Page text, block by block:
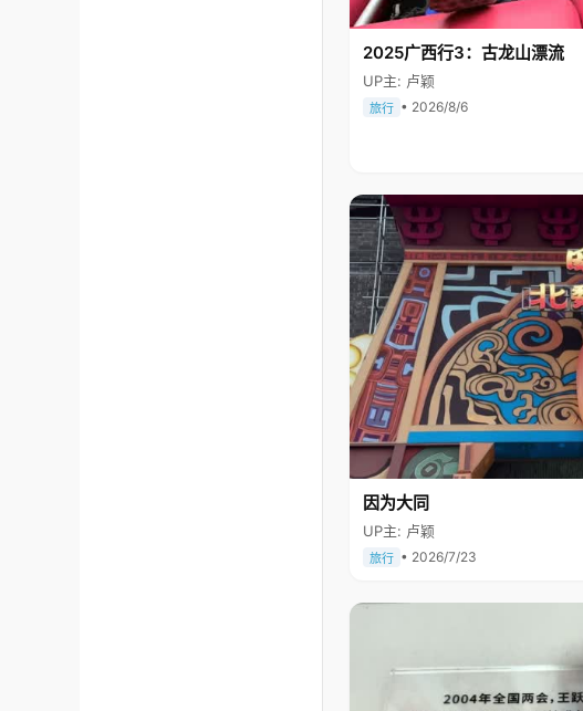
2025广西行3：古龙山漂流
UP主: 卢颖
旅行 • 2026/8/6
因为大同
UP主: 卢颖
旅行 • 2026/7/23